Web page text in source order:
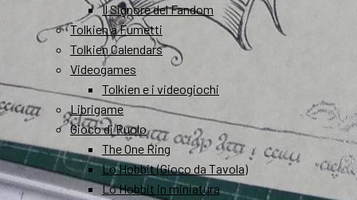
Il Signore del Fandom
Tolkien a Fumetti
Tolkien Calendars
Videogames
Tolkien e i videogiochi
Librigame
Gioco di Ruolo
The One Ring
Lo Hobbit (Gioco da Tavola)
Lo Hobbit in miniatura